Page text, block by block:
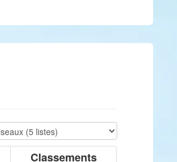
Classements